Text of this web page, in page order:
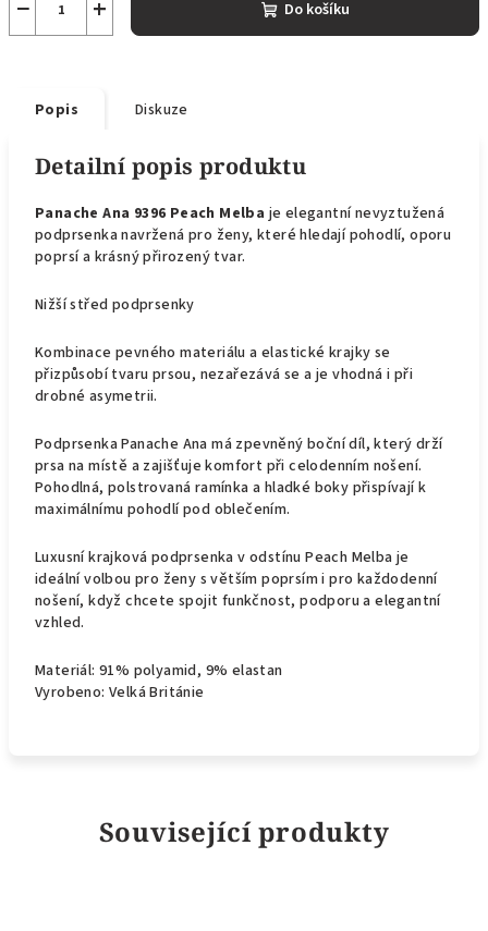
+
− Do košíku
Popis Diskuze
Detailní popis produktu
Panache Ana 9396 Peach Melba je elegantní nevyztužená
podprsenka navržená pro ženy, které hledají pohodlí, oporu
poprsí a krásný přirozený tvar.
Nižší střed podprsenky
Kombinace pevného materiálu a elastické krajky se
přizpůsobí tvaru prsou, nezařezává se a je vhodná i při
drobné asymetrii.
Podprsenka Panache Ana má zpevněný boční díl, který drží
prsa na místě a zajišťuje komfort při celodenním nošení.
Pohodlná, polstrovaná ramínka a hladké boky přispívají k
maximálnímu pohodlí pod oblečením.
Luxusní krajková podprsenka v odstínu Peach Melba je
ideální volbou pro ženy s větším poprsím i pro každodenní
nošení, když chcete spojit funkčnost, podporu a elegantní
vzhled.
Materiál: 91% polyamid, 9% elastan
Vyrobeno: Velká Británie
Související produkty